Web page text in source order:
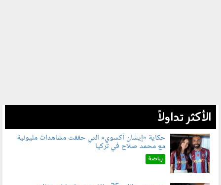
الأكثر تداولاً
080802.jpg
حكاية «إيشان أكسوي» التي حققت مشاهدات مليونية
مع محمد صلاح في تركيا
رياضة